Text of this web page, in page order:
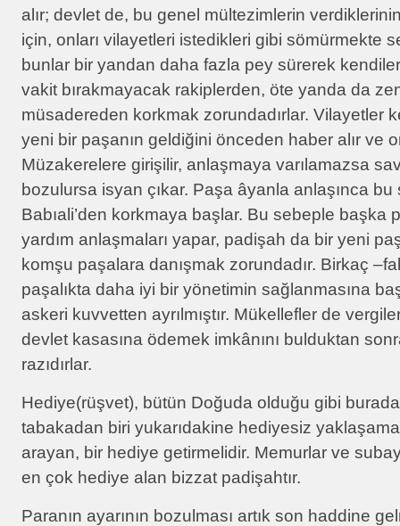
alır; devlet de, bu genel mültezimlerin verdiklerinin
için, onları vilayetleri istedikleri gibi sömürmekte
bunlar bir yandan daha fazla pey sürerek
vakit bırakmayacak rakiplerden, öte yanda da
müsadereden korkmak zorundadırlar. Vilayetler
yeni bir paşanın geldiğini önceden haber alır ve
Müzakerelere girişilir, anlaşmaya varılamazsa
bozulursa isyan çıkar. Paşa âyanla anlaşınca bu
Babıali’den korkmaya başlar. Bu sebeple başka
yardım anlaşmaları yapar, padişah da bir yeni
komşu paşalara danışmak zorundadır. Birkaç
paşalıkta daha iyi bir yönetimin sağlanmasına
askeri kuvvetten ayrılmıştır. Mükellefler de
devlet kasasına ödemek imkânını bulduktan
razıdırlar.
Hediye(rüşvet), bütün Doğuda olduğu gibi
tabakadan biri yukarıdakine hediyesiz
arayan, bir hediye getirmelidir. Memurlar ve
en çok hediye alan bizzat padişahtır.
Paranın ayarının bozulması artık son haddine